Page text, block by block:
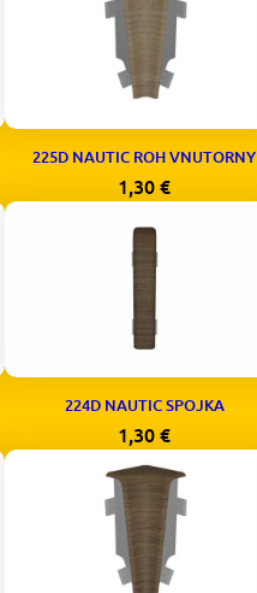
225D NAUTIC ROH VNUTORNY
1,30€
224D NAUTIC SPOJKA
1,30€